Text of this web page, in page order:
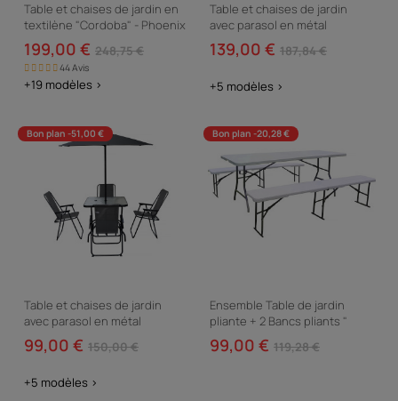
Table et chaises de jardin en
textilène "Cordoba" - Phoenix
- 6 places - Gris foncé
199,00 € 248,75 €
44 Avis
+19 modèles >
Table et chaises de jardin
avec parasol en métal
"Convivia" - 6 places - Gris clair
139,00 € 187,84 €
+5 modèles >
Bon plan -51,00 €
Table et chaises de jardin
avec parasol en métal
"Convivia" - 4 places - Gris
anthracite
99,00 € 150,00 €
+5 modèles >
Bon plan -20,28 €
Ensemble Table de jardin
pliante + 2 Bancs pliants "
Foldy" - Blanc
99,00 € 119,28 €